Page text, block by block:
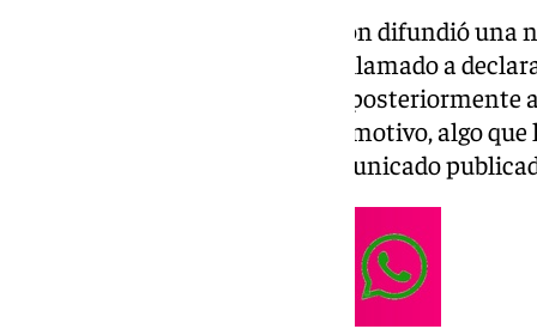
«Ayer, un medio de comunicación difundió
que se afirmaba que había sido llamado a
titular tuvo que ser modificado posteriormente
sido llamado a declarar por ese motivo, algo
me requiera», señaló en un comunicado